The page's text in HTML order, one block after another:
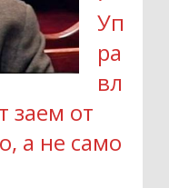
Уп
ра
вл
заем от
а не само